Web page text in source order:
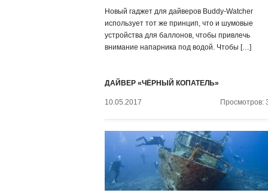
Новый гаджет для дайверов Buddy-Watcher
использует тот же принцип, что и шумовые
устройства для баллонов, чтобы привлечь
внимание напарника под водой. Чтобы […]
ДАЙВЕР «ЧЁРНЫЙ КОПАТЕЛЬ»
10.05.2017 Просмотров: